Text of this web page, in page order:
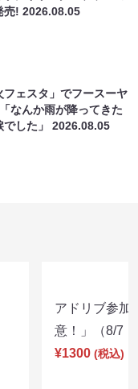
売!2026.08.05
フェスタ」でフースーヤ
なんか雨が降ってきた
でした」2026.08.05
アドリブ参加
意！」（8/7
¥1300 (税込)